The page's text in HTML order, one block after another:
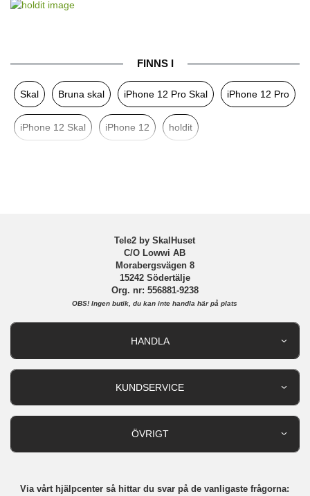
Färg Brun
FINNS I
Skal Bruna skal iPhone 12 Pro Skal iPhone 12 Pro
iPhone 12 Skal iPhone 12 holdit
Tele2 by SkalHuset
C/O Lowwi AB
Morabergsvägen 8
15242 Södertälje
Org. nr: 556881-9238
OBS! Ingen butik, du kan inte handla här på plats
HANDLA
KUNDSERVICE
ÖVRIGT
Integritetspolicy
Via vårt hjälpcenter så hittar du svar på de vanligaste frågorna: